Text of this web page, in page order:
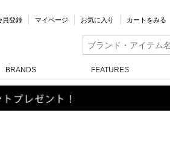
員登録 マイページ お気に入り カートをみる
BRANDS FEATURES